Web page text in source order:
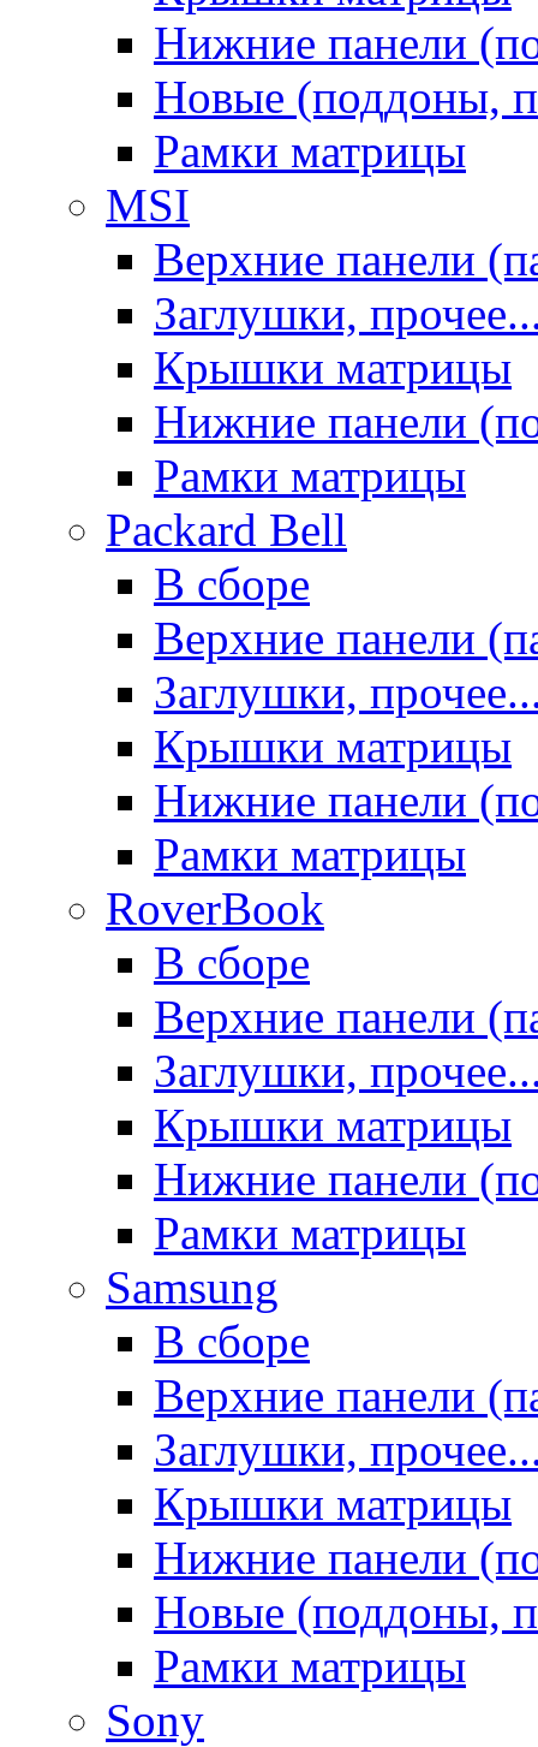
Нижние панели
Новые (поддоны,
Рамки матрицы
MSI
Верхние панели
Заглушки,
Крышки матрицы
Нижние панели
Рамки матрицы
Packard Bell
В сборе
Верхние панели
Заглушки,
Крышки матрицы
Нижние панели
Рамки матрицы
RoverBook
В сборе
Верхние панели
Заглушки,
Крышки матрицы
Нижние панели
Рамки матрицы
Samsung
В сборе
Верхние панели
Заглушки,
Крышки матрицы
Нижние панели
Новые (поддоны,
Рамки матрицы
Sony